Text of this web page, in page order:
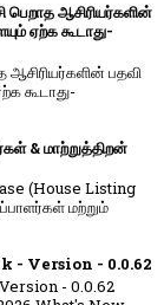
பெறாத ஆசிரியர்களின்
ஏற்க கூடாது-
ஆசிரியர்களின் பதவி
கூடாது-
& மாற்றுத்திறன்
(House Listing
மற்றும்
- Version - 0.0.62
- 0.0.62